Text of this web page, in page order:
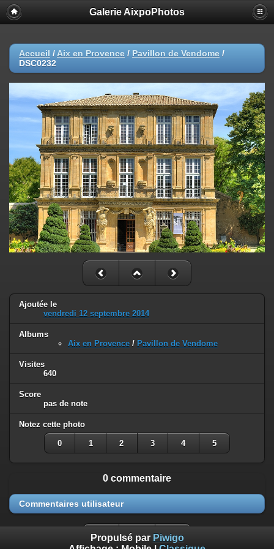
Galerie AixpoPhotos
Accueil / Aix en Provence / Pavillon de Vendome /
DSC0232
Ajoutée le
vendredi 12 septembre 2014
Albums
Aix en Provence / Pavillon de Vendome
Visites
640
Score
pas de note
Notez cette photo
0 1 2 3 4 5
0 commentaire
Commentaires utilisateur
Propulsé par Piwigo